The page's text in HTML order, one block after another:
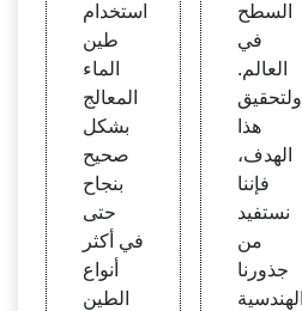
استخدام
طين
الماء
المعالج
بشكل
صحيح
بنجاح
حتى
في أكثر
أنواع
الطين
السطح
في
العالم.
ولتحقيق
هذا
الهدف،
فإننا
نستفيد
من
جذورنا
الهندسية